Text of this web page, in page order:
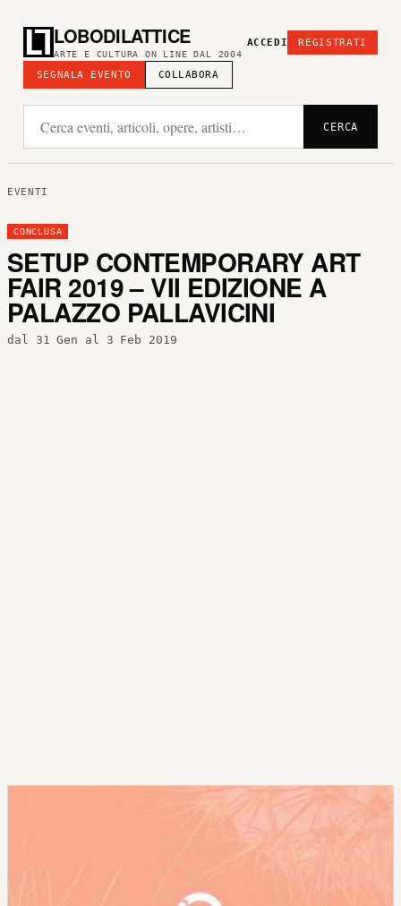
LOBODILATTICE
ARTE E CULTURA ON LINE DAL 2004
SEGNALA EVENTO COLLABORA
ACCEDI REGISTRATI
CERCA
EVENTI
CONCLUSA
SETUP CONTEMPORARY ART
FAIR 2019 – VII EDIZIONE A
PALAZZO PALLAVICINI
dal 31 Gen al 3 Feb 2019